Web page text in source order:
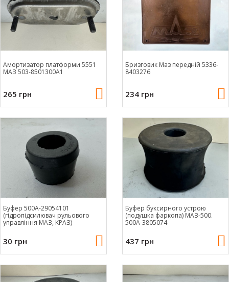
Амортизатор платформи 5551
МАЗ 503-8501300А1
265 грн
Бризговик Маз передній 5336-
8403276
234 грн
Буфер 500А-29054101
(гідропідсилювач рульового
управління МАЗ, КРАЗ)
30 грн
Буфер буксирного устрою
(подушка фаркопа) МАЗ-500.
500А-3805074
437 грн